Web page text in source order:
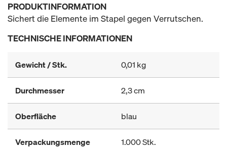
PRODUKTINFORMATION
Sichert die Elemente im Stapel gegen Verrutschen.
TECHNISCHE INFORMATIONEN
Gewicht / Stk. 0,01 kg
Durchmesser 2,3 cm
Oberfläche blau
Verpackungsmenge 1.000 Stk.